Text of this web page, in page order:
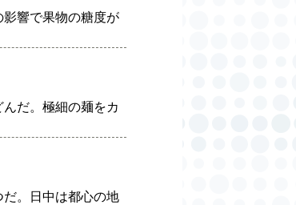
響で果物の糖度が
だ。極細の麺をカ
。日中は都心の地